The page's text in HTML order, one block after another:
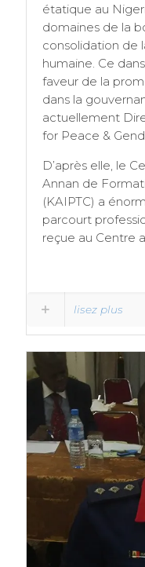
étatique au
domaines de la
consolidation de
humaine. Ce
faveur de la
dans la
actuellement
for Peace &
D’après elle, le
Annan de
(KAIPTC) a
parcourt
reçue au Centre
lisez plus